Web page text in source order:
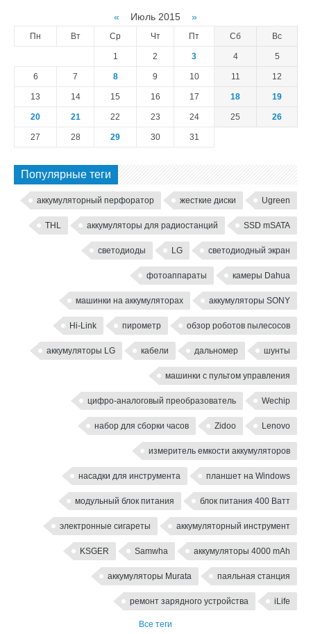
« Июль 2015 »
Пн Вт Ср Чт Пт Сб Вс
1 2 3 4 5
6 7 8 9 10 11 12
13 14 15 16 17 18 19
20 21 22 23 24 25 26
27 28 29 30 31
Популярные теги
аккумуляторный перфоратор жесткие диски Ugreen
THL аккумуляторы для радиостанций SSD mSATA
светодиоды LG светодиодный экран
фотоаппараты камеры Dahua
машинки на аккумуляторах аккумуляторы SONY
Hi-Link пирометр обзор роботов пылесосов
аккумуляторы LG кабели дальномер шунты
машинки с пультом управления
цифро-аналоговый преобразователь Wechip
набор для сборки часов Zidoo Lenovo
измеритель емкости аккумуляторов
насадки для инструмента планшет на Windows
модульный блок питания блок питания 400 Ватт
электронные сигареты аккумуляторный инструмент
KSGER Samwha аккумуляторы 4000 mAh
аккумуляторы Murata паяльная станция
ремонт зарядного устройства iLife
Все теги